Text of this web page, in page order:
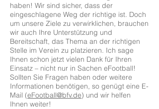
haben! Wir sind sicher, dass der
eingeschlagene Weg der richtige ist. Doch
um unsere Ziele zu verwirklichen, brauchen
wir auch Ihre Unterstützung und
Bereitschaft, das Thema an der richtigen
Stelle im Verein zu platzieren. Ich sage
Ihnen schon jetzt vielen Dank für Ihren
Einsatz – nicht nur in Sachen eFootball!
Sollten Sie Fragen haben oder weitere
Informationen benötigen, so genügt eine E-
Mail (eFootball@bfv.de) und wir helfen
Ihnen weiter!